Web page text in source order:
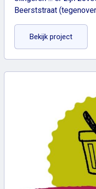
Beerststraat
Bekijk project: Hoe